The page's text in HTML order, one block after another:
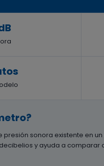
presión sonora existente en
y ayuda a